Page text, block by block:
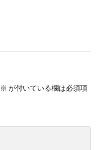
※ が付いている欄は必須項